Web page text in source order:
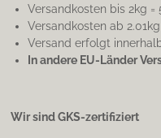
Versandkosten bis 2kg =
Versandkosten ab
Versand erfolgt
In andere EU-Länder
Wir sind GKS-zertifiziert